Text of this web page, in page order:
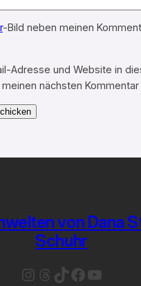
-Bild neben meinen
Adresse und Website in
nächsten
von Dana
Schuhr
Instagram
Threads
TikTok
Facebook
YouTube